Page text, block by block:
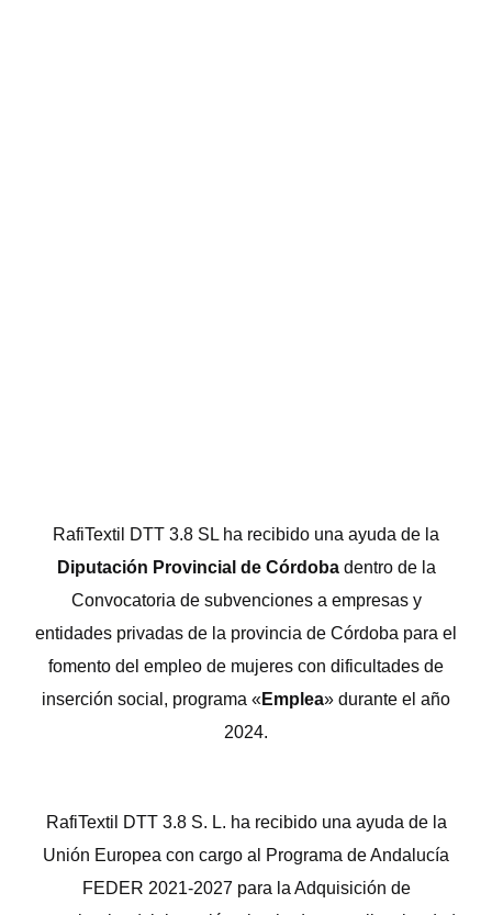
RafiTextil DTT 3.8 SL ha recibido una ayuda de la
Diputación Provincial de Córdobadentro de la
Convocatoria de subvenciones a empresas y
entidades privadas de la provincia de Córdoba para el
fomento del empleo de mujeres con dificultades de
inserción social, programa «Emplea» durante el año
2024.
RafiTextil DTT 3.8 S. L. ha recibido una ayuda de la
Unión Europea con cargo al Programa de Andalucía
FEDER 2021-2027 para la Adquisición de